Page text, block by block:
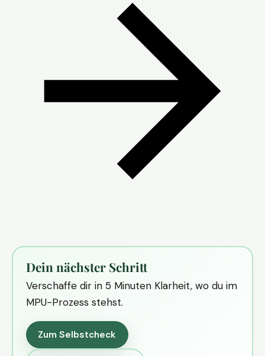
Dein nächster Schritt
Verschaffe dir in 5 Minuten Klarheit, wo du im
MPU-Prozess stehst.
Zum Selbstcheck